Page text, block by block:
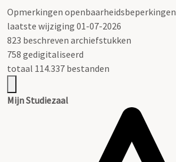
Opmerkingen openbaarheidsbeperkingen
laatste wijziging 01-07-2026
823 beschreven archiefstukken
758 gedigitaliseerd
totaal 114.337 bestanden
Mijn Studiezaal